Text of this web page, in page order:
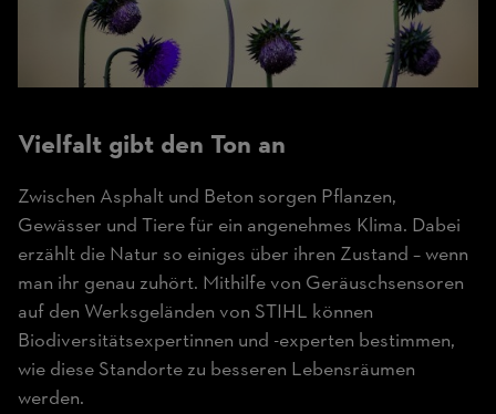
Vielfalt gibt den Ton an
Zwischen Asphalt und Beton sorgen Pflanzen,
Gewässer und Tiere für ein angenehmes Klima. Dabei
erzählt die Natur so einiges über ihren Zustand – wenn
man ihr genau zuhört. Mithilfe von Geräuschsensoren
auf den Werksgeländen von STIHL können
Biodiversitätsexpertinnen und -experten bestimmen,
wie diese Standorte zu besseren Lebensräumen
werden.